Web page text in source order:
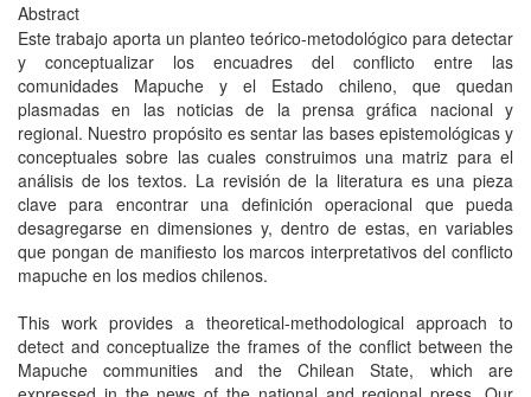
Abstract
Este trabajo aporta un planteo teórico-metodológico para detectar
y conceptualizar los encuadres del conflicto entre las
comunidades Mapuche y el Estado chileno, que quedan
plasmadas en las noticias de la prensa gráfica nacional y
regional. Nuestro propósito es sentar las bases epistemológicas y
conceptuales sobre las cuales construimos una matriz para el
análisis de los textos. La revisión de la literatura es una pieza
clave para encontrar una definición operacional que pueda
desagregarse en dimensiones y, dentro de estas, en variables
que pongan de manifiesto los marcos interpretativos del conflicto
mapuche en los medios chilenos.
This work provides a theoretical-methodological approach to
detect and conceptualize the frames of the conflict between the
Mapuche communities and the Chilean State, which are